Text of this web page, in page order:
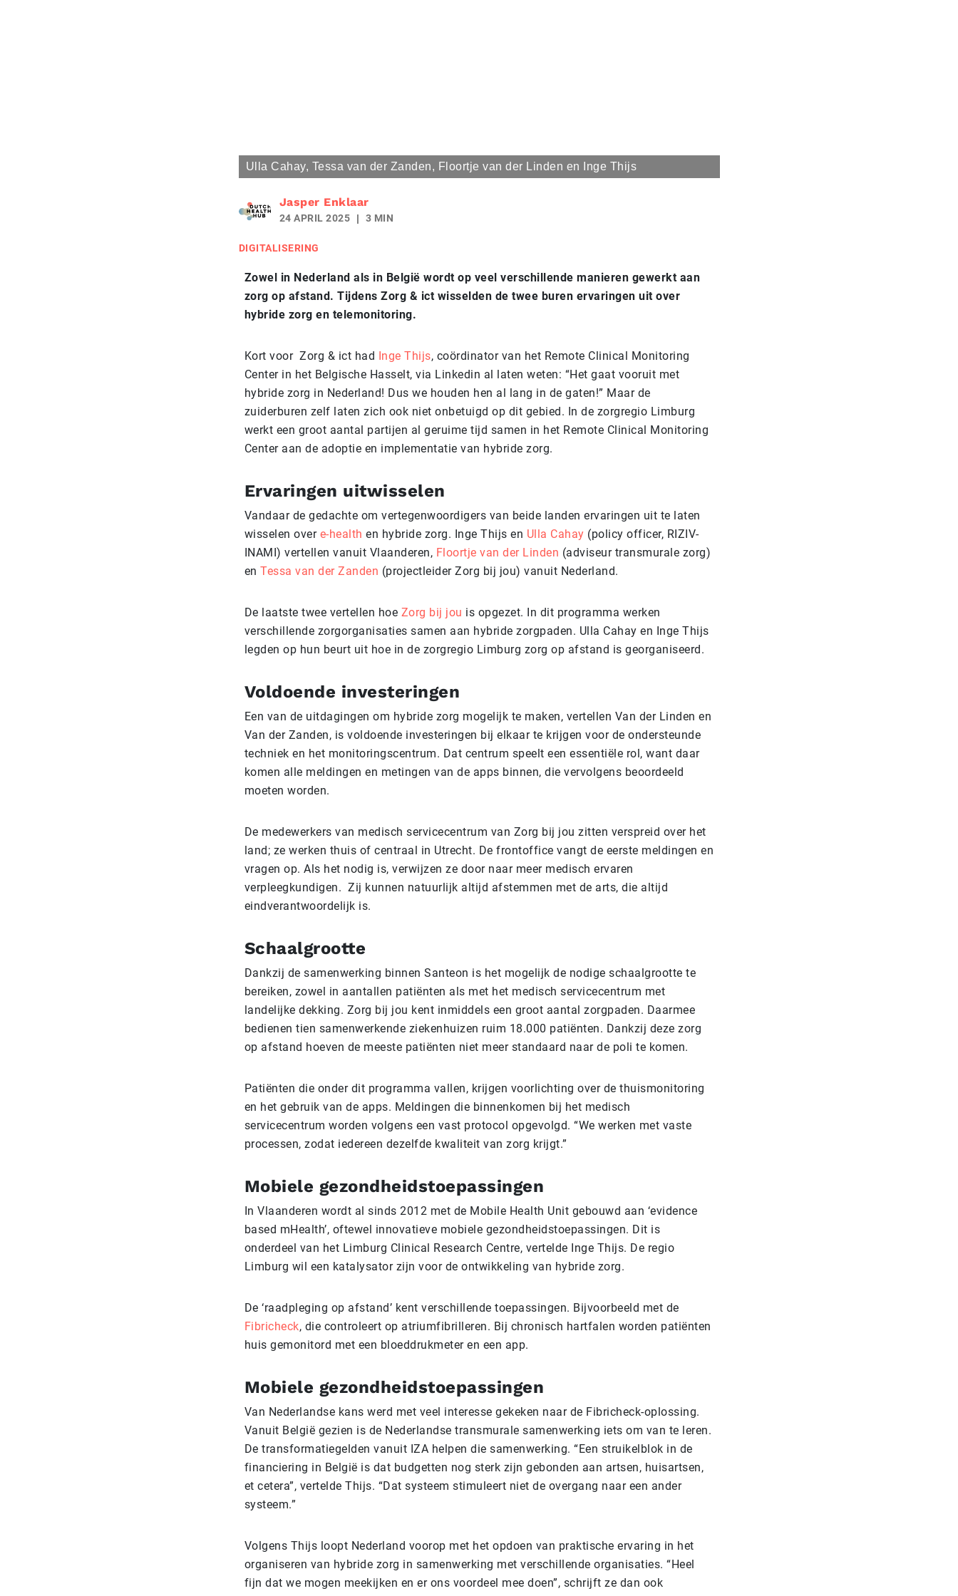
Ulla Cahay, Tessa van der Zanden, Floortje van der Linden en Inge Thijs
Jasper Enklaar
24 APRIL 2025 3 MIN
DIGITALISERING
Zowel in Nederland als in België wordt op veel verschillende manieren gewerkt aan
zorg op afstand. Tijdens Zorg & ict wisselden de twee buren ervaringen uit over
hybride zorg en telemonitoring.
Kort voor Zorg & ict had Inge Thijs, coördinator van het Remote Clinical Monitoring
Center in het Belgische Hasselt, via Linkedin al laten weten: “Het gaat vooruit met
hybride zorg in Nederland! Dus we houden hen al lang in de gaten!” Maar de
zuiderburen zelf laten zich ook niet onbetuigd op dit gebied. In de zorgregio Limburg
werkt een groot aantal partijen al geruime tijd samen in het Remote Clinical Monitoring
Center aan de adoptie en implementatie van hybride zorg.
Ervaringen uitwisselen
Vandaar de gedachte om vertegenwoordigers van beide landen ervaringen uit te laten
wisselen over e-health en hybride zorg. Inge Thijs en Ulla Cahay (policy officer, RIZIV-
INAMI) vertellen vanuit Vlaanderen, Floortje van der Linden (adviseur transmurale zorg)
en Tessa van der Zanden (projectleider Zorg bij jou) vanuit Nederland.
De laatste twee vertellen hoe Zorg bij jou is opgezet. In dit programma werken
verschillende zorgorganisaties samen aan hybride zorgpaden. Ulla Cahay en Inge Thijs
legden op hun beurt uit hoe in de zorgregio Limburg zorg op afstand is georganiseerd.
Voldoende investeringen
Een van de uitdagingen om hybride zorg mogelijk te maken, vertellen Van der Linden en
Van der Zanden, is voldoende investeringen bij elkaar te krijgen voor de ondersteunde
techniek en het monitoringscentrum. Dat centrum speelt een essentiële rol, want daar
komen alle meldingen en metingen van de apps binnen, die vervolgens beoordeeld
moeten worden.
De medewerkers van medisch servicecentrum van Zorg bij jou zitten verspreid over het
land; ze werken thuis of centraal in Utrecht. De frontoffice vangt de eerste meldingen en
vragen op. Als het nodig is, verwijzen ze door naar meer medisch ervaren
verpleegkundigen. Zij kunnen natuurlijk altijd afstemmen met de arts, die altijd
eindverantwoordelijk is.
Schaalgrootte
Dankzij de samenwerking binnen Santeon is het mogelijk de nodige schaalgrootte te
bereiken, zowel in aantallen patiënten als met het medisch servicecentrum met
landelijke dekking. Zorg bij jou kent inmiddels een groot aantal zorgpaden. Daarmee
bedienen tien samenwerkende ziekenhuizen ruim 18.000 patiënten. Dankzij deze zorg
op afstand hoeven de meeste patiënten niet meer standaard naar de poli te komen.
Patiënten die onder dit programma vallen, krijgen voorlichting over de thuismonitoring
en het gebruik van de apps. Meldingen die binnenkomen bij het medisch
servicecentrum worden volgens een vast protocol opgevolgd. “We werken met vaste
processen, zodat iedereen dezelfde kwaliteit van zorg krijgt.”
Mobiele gezondheidstoepassingen
In Vlaanderen wordt al sinds 2012 met de Mobile Health Unit gebouwd aan ‘evidence
based mHealth’, oftewel innovatieve mobiele gezondheidstoepassingen. Dit is
onderdeel van het Limburg Clinical Research Centre, vertelde Inge Thijs. De regio
Limburg wil een katalysator zijn voor de ontwikkeling van hybride zorg.
De ‘raadpleging op afstand’ kent verschillende toepassingen. Bijvoorbeeld met de
Fibricheck, die controleert op atriumfibrilleren. Bij chronisch hartfalen worden patiënten
huis gemonitord met een bloeddrukmeter en een app.
Mobiele gezondheidstoepassingen
Van Nederlandse kans werd met veel interesse gekeken naar de Fibricheck-oplossing.
Vanuit België gezien is de Nederlandse transmurale samenwerking iets om van te leren.
De transformatiegelden vanuit IZA helpen die samenwerking. “Een struikelblok in de
financiering in België is dat budgetten nog sterk zijn gebonden aan artsen, huisartsen,
et cetera”, vertelde Thijs. “Dat systeem stimuleert niet de overgang naar een ander
systeem.”
Volgens Thijs loopt Nederland voorop met het opdoen van praktische ervaring in het
organiseren van hybride zorg in samenwerking met verschillende organisaties. “Heel
fijn dat we mogen meekijken en er ons voordeel mee doen”, schrijft ze dan ook